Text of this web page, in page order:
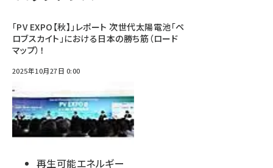
「PV EXPO【秋】」レポート 次世代太陽電池「ペ
ロブスカイト」における日本の勝ち筋（ロード
マップ）！
2025年10月27日 0:00
再生可能エネルギー